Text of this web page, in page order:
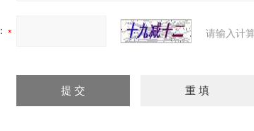
请输入计